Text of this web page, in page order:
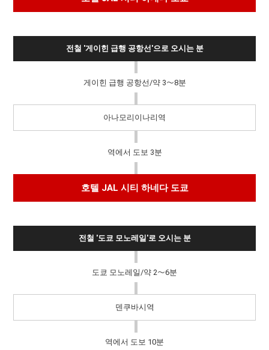
전철 '게이힌 급행 공항선'으로 오시는 분
게이힌 급행 공항선/약 3～8분
아나모리이나리역
역에서 도보 3분
호텔 JAL 시티 하네다 도쿄
전철 '도쿄 모노레일'로 오시는 분
도쿄 모노레일/약 2～6분
덴쿠바시역
역에서 도보 10분